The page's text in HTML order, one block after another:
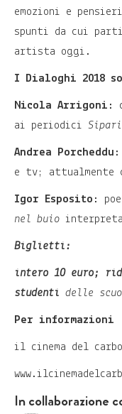
emozioni e
spunti da cui
artista oggi.
I Dialoghi 2018
Nicola Arrigoni:
ai periodici
Andrea Porcheddu:
e tv; attualmente
Igor Esposito :
nel buio
Biglietti:
intero 10 euro;
studenti delle
Per informazioni
il cinema del
In collaborazione